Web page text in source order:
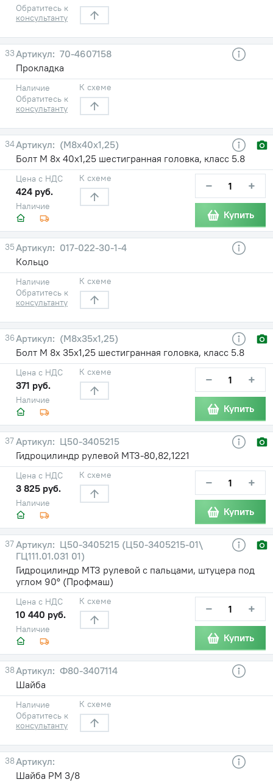
Обратитесь к
консультанту
33
70-4607158
Прокладка
Наличие
Обратитесь к
консультанту
К схеме
34
(М8х40х1,25)
Болт М 8х 40х1,25 шестигранная головка, класс 5.8
Наличие
Цена с НДС
424 руб.
К схеме − +
Купить
35
017-022-30-1-4
Кольцо
Наличие
Обратитесь к
консультанту
К схеме
36
(М8х35х1,25)
Болт М 8х 35х1,25 шестигранная головка, класс 5.8
Наличие
Цена с НДС
371 руб.
К схеме − +
Купить
37
Ц50-3405215
Гидроцилиндр рулевой МТЗ-80,82,1221
Наличие
Цена с НДС
3 825 руб.
К схеме − +
Купить
37
Ц50-3405215 (Ц50-3405215-01\
ГЦ111.01.031 01)
Гидроцилиндр МТЗ рулевой с пальцами, штуцера под
углом 90° (Профмаш)
Наличие
Цена с НДС
10 440 руб.
К схеме − +
Купить
38
Ф80-3407114
Шайба
Наличие
Обратитесь к
консультанту
К схеме
38
Шайба РМ 3/8